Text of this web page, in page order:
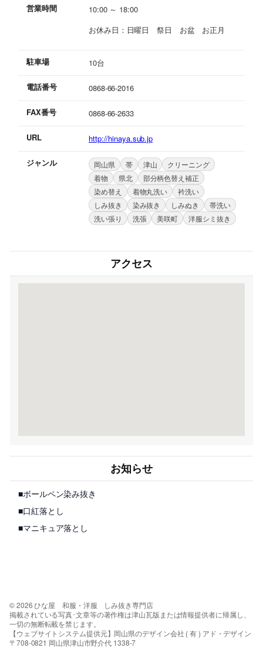
営業時間
10:00 ～ 18:00
お休み日：日曜日 祭日 お盆 お正月
駐車場 10台
電話番号 0868-66-2016
FAX番号 0868-66-2633
URL http://hinaya.sub.jp
ジャンル 岡山県 帯 津山
クリーニング
着物
県北
部分柄色替え補正
染め替え
着物丸洗い
衿洗い
しみ抜き
染み抜き しみぬき
帯洗い
洗い張り
洗張 美咲町 洋服シミ抜き
アクセス
お知らせ
■ボールペン染み抜き
■口紅落とし
■マニキュア落とし
© 2026 ひな屋 和服・洋服 しみ抜き専門店
掲載されている写真･文章等の著作権は津山瓦版または情報提供者に帰属し、
一切の無断転載を禁じます。
【ウェブサイトシステム提供元】岡山県のデザイン会社 ( 有 ) アド・デザイン
〒708-0821 岡山県津山市野介代 1338-7